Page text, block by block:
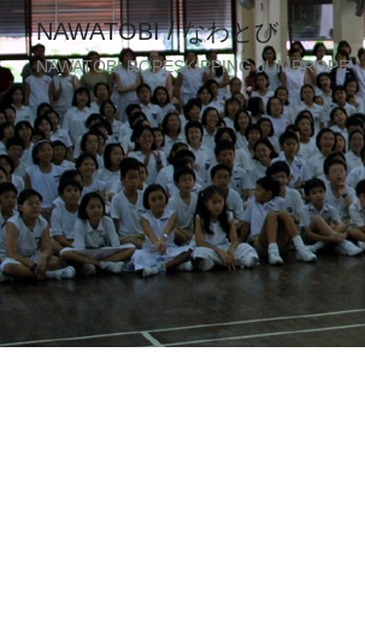
NAWATOBI / なわとび
NAWATOBI ROPESKIPPING JUMPROPE